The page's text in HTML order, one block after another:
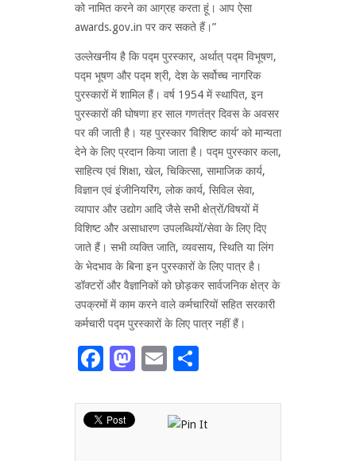
को नामित करने का आग्रह करता हूं। आप ऐसा
awards.gov.in पर कर सकते हैं।”
उल्लेखनीय है कि पद्म पुरस्कार, अर्थात् पद्म विभूषण,
पद्म भूषण और पद्म श्री, देश के सर्वोच्च नागरिक
पुरस्कारों में शामिल हैं। वर्ष 1954 में स्थापित, इन
पुरस्कारों की घोषणा हर साल गणतंत्र दिवस के अवसर
पर की जाती है। यह पुरस्कार ‘विशिष्ट कार्य’ को मान्यता
देने के लिए प्रदान किया जाता है। पद्म पुरस्कार कला,
साहित्य एवं शिक्षा, खेल, चिकित्सा, सामाजिक कार्य,
विज्ञान एवं इंजीनियरिंग, लोक कार्य, सिविल सेवा,
व्यापार और उद्योग आदि जैसे सभी क्षेत्रों/विषयों में
विशिष्ट और असाधारण उपलब्धियों/सेवा के लिए दिए
जाते हैं। सभी व्यक्ति जाति, व्यवसाय, स्थिति या लिंग
के भेदभाव के बिना इन पुरस्कारों के लिए पात्र है।
डॉक्टरों और वैज्ञानिकों को छोड़कर सार्वजनिक क्षेत्र के
उपक्रमों में काम करने वाले कर्मचारियों सहित सरकारी
कर्मचारी पद्म पुरस्कारों के लिए पात्र नहीं हैं।
Facebook
Mastodon
Email